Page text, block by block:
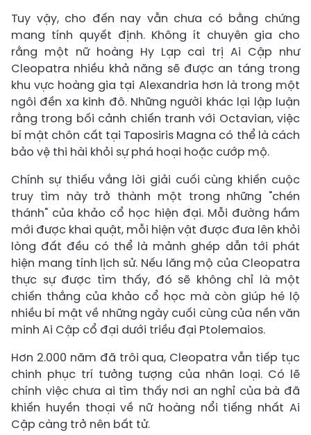
Tuy vậy, cho đến nay vẫn chưa có bằng chứng
mang tính quyết định. Không ít chuyên gia cho
rằng một nữ hoàng Hy Lạp cai trị Ai Cập như
Cleopatra nhiều khả năng sẽ được an táng trong
khu vực hoàng gia tại Alexandria hơn là trong một
ngôi đền xa kinh đô. Những người khác lại lập luận
rằng trong bối cảnh chiến tranh với Octavian, việc
bí mật chôn cất tại Taposiris Magna có thể là cách
bảo vệ thi hài khỏi sự phá hoại hoặc cướp mộ.
Chính sự thiếu vắng lời giải cuối cùng khiến cuộc
truy tìm này trở thành một trong những "chén
thánh" của khảo cổ học hiện đại. Mỗi đường hầm
mới được khai quật, mỗi hiện vật được đưa lên khỏi
lòng đất đều có thể là mảnh ghép dẫn tới phát
hiện mang tính lịch sử. Nếu lăng mộ của Cleopatra
thực sự được tìm thấy, đó sẽ không chỉ là một
chiến thắng của khảo cổ học mà còn giúp hé lộ
nhiều bí mật về những ngày cuối cùng của nền văn
minh Ai Cập cổ đại dưới triều đại Ptolemaios.
Hơn 2.000 năm đã trôi qua, Cleopatra vẫn tiếp tục
chinh phục trí tưởng tượng của nhân loại. Có lẽ
chính việc chưa ai tìm thấy nơi an nghỉ của bà đã
khiến huyền thoại về nữ hoàng nổi tiếng nhất Ai
Cập càng trở nên bất tử.